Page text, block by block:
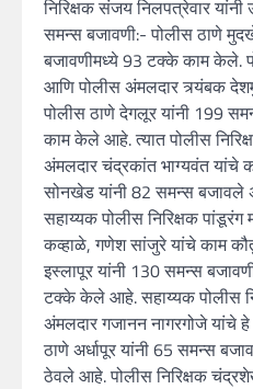
निरिक्षक संजय निलपत्रेवार
समन्स बजावणी:- पोलीस ठाणे
बजावणीमध्ये 93 टक्के काम केले.
आणि पोलीस अंमलदार त्र्यंबक
पोलीस ठाणे देगलूर यांनी 199
काम केले आहे. त्यात पोलीस
अंमलदार चंद्रकांत भाग्यवंत यांचे
सोनखेड यांनी 82 समन्स
सहाय्यक पोलीस निरिक्षक
कव्हाळे, गणेश सांजुरे यांचे काम
इस्लापूर यांनी 130 समन्स
टक्के केले आहे. सहाय्यक पोलीस
अंमलदार गजानन नागरगोजे यांचे
ठाणे अर्धापूर यांनी 65 समन्स
ठेवले आहे. पोलीस निरिक्षक